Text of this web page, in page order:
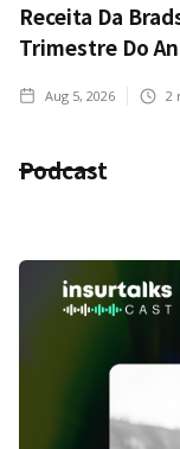
Receita Da
Trimestre Do
Aug 5, 2026 2
Podcast